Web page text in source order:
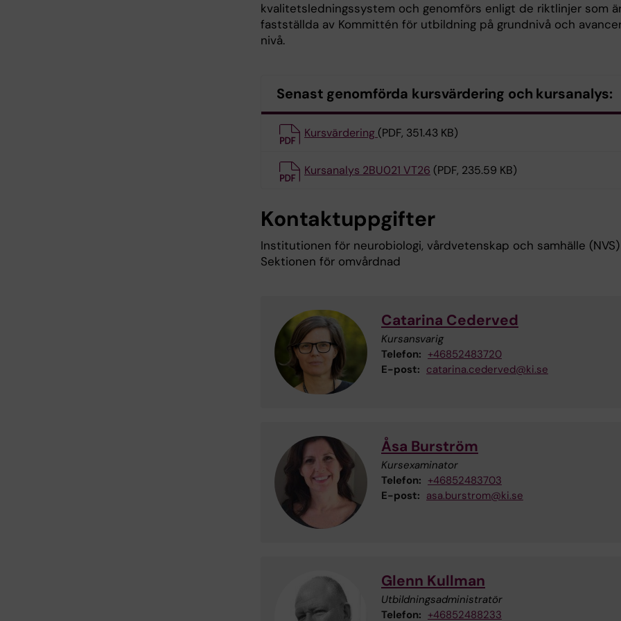
kvalitetsledningssystem och genomförs enligt de riktlinjer som
fastställda av Kommittén för utbildning på grundnivå och
nivå.
Senast genomförda kursvärdering och kursanalys:
Kursvärdering (PDF, 351.43 KB)
Kursanalys 2BU021 VT26 (PDF, 235.59 KB)
Kontaktuppgifter
Institutionen för neurobiologi, vårdvetenskap och samhälle (NVS)
Sektionen för omvårdnad
Catarina Cederved
Kursansvarig
Telefon: +46852483720
E-post: catarina.cederved@ki.se
Åsa Burström
Kursexaminator
Telefon: +46852483703
E-post: asa.burstrom@ki.se
Glenn Kullman
Utbildningsadministratör
Telefon: +46852488233